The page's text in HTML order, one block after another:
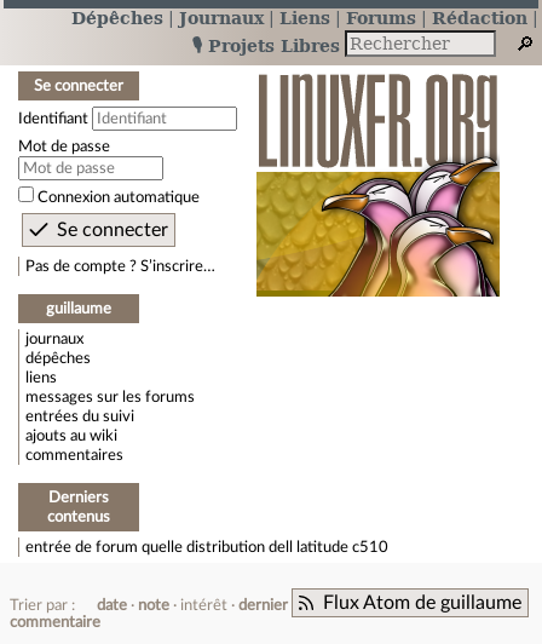
Dépêches Journaux Liens Forums
Rédaction
🎙️ Projets Libres
Se connecter
Identifiant
Mot de passe
Connexion automatique
Pas de compte ? S’inscrire…
guillaume
journaux
dépêches
liens
messages sur les forums
entrées du suivi
ajouts au wiki
commentaires
Derniers
contenus
entrée de forum quelle distribution dell latitude c510
Flux Atom de guillaume
Trier par : date note intérêt
dernier
commentaire